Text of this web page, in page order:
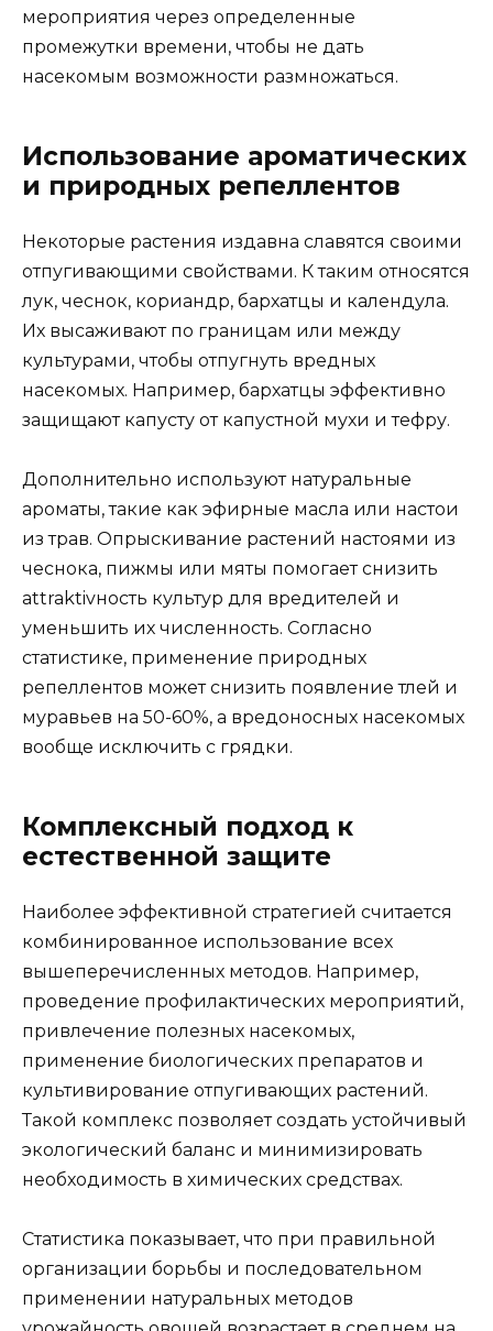
мероприятия через определенные
промежутки времени, чтобы не дать
насекомым возможности размножаться.
Использование ароматических
и природных репеллентов
Некоторые растения издавна славятся своими
отпугивающими свойствами. К таким относятся
лук, чеснок, кориандр, бархатцы и календула.
Их высаживают по границам или между
культурами, чтобы отпугнуть вредных
насекомых. Например, бархатцы эффективно
защищают капусту от капустной мухи и тефру.
Дополнительно используют натуральные
ароматы, такие как эфирные масла или настои
из трав. Опрыскивание растений настоями из
чеснока, пижмы или мяты помогает снизить
attraktivность культур для вредителей и
уменьшить их численность. Согласно
статистике, применение природных
репеллентов может снизить появление тлей и
муравьев на 50-60%, а вредоносных насекомых
вообще исключить с грядки.
Комплексный подход к
естественной защите
Наиболее эффективной стратегией считается
комбинированное использование всех
вышеперечисленных методов. Например,
проведение профилактических мероприятий,
привлечение полезных насекомых,
применение биологических препаратов и
культивирование отпугивающих растений.
Такой комплекс позволяет создать устойчивый
экологический баланс и минимизировать
необходимость в химических средствах.
Статистика показывает, что при правильной
организации борьбы и последовательном
применении натуральных методов